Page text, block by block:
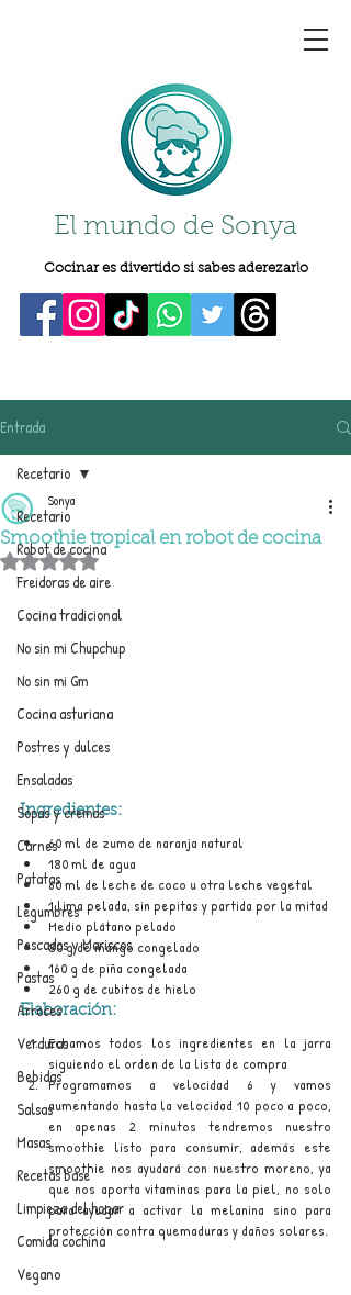
El mundo de Sonya
Cocinar es divertido si sabes aderezarlo
Entrada
Recetario
Robot de cocina
Freidoras de aire
Cocina tradicional
No sin mi Chupchup
No sin mi Gm
Cocina asturiana
Postres y dulces
Ensaladas
Sopas y cremas
Carnes
Patatas
Legumbres
Pescados y Mariscos
Pastas
Arroces
Verduras
Bebidas
Salsas
Masas
Recetas base
Limpieza del hogar
Comida cochina
Vegano
Recetario
Smoothie tropical en robot de cocina
Sonya
Obtuvo NaN de 5 estrellas.
Ingredientes:
60 ml de zumo de naranja natural
180 ml de agua
60 ml de leche de coco u otra leche vegetal
1 lima pelada, sin pepitas y partida por la mitad
Medio plátano pelado
80 g de mango congelado
160 g de piña congelada
260 g de cubitos de hielo
Elaboración:
Echamos todos los ingredientes en la jarra
siguiendo el orden de la lista de compra
Programamos a velocidad 6 y vamos
aumentando hasta la velocidad 10 poco a poco,
en apenas 2 minutos tendremos nuestro
smoothie listo para consumir, además este
smoothie nos ayudará con nuestro moreno, ya
que nos aporta vitaminas para la piel, no solo
para ayudar a activar la melanina sino para
protección contra quemaduras y daños solares.